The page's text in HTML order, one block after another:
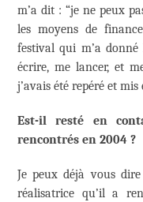
m’a dit : “je ne peux
les moyens de
festival qui m’a donné
écrire, me lancer, et
j’avais été repéré et
Est-il resté en
rencontrés en 2004 ?
Je peux déjà vous
réalisatrice qu’il a